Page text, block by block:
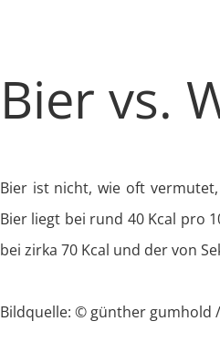
Bier vs.
Bier ist nicht, wie oft
Bier liegt bei rund 40 Kcal pro
bei zirka 70 Kcal und der von
Bildquelle: © günther gumhold /